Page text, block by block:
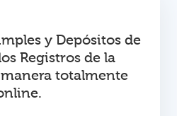
y Depósitos de
Registros de la
totalmente